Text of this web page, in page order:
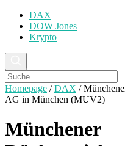
DAX
DOW Jones
Krypto
Homepage /DAX /
AG in München (MUV2)
Münchener